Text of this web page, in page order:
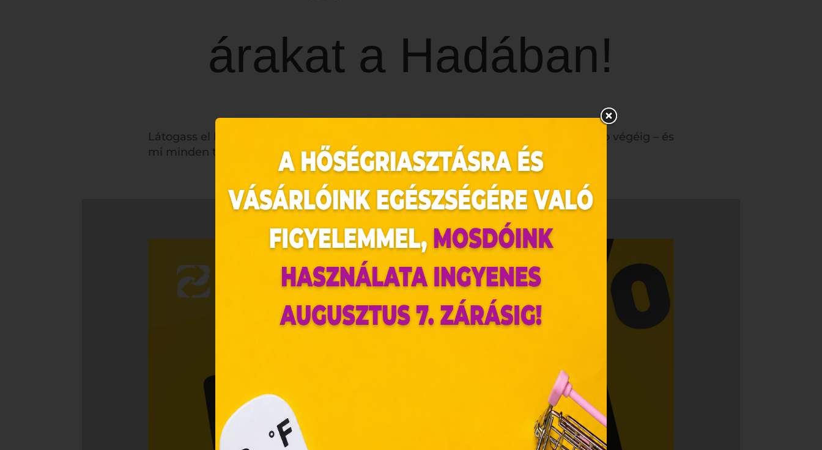
árakat a Hadában!
Látogass el bármely darabáras vagy kilós üzletünk egyikébe – február 11-től a hónap végéig – és
mi minden termékre 50% kedvezményt biztosítunk a számodra!
Ez az oldal sütiket használ
Weboldalunkon „cookie"-kat (továbbiakban „süti") alkalmazunk.
Ezek olyan fájlok, melyek információt tárolnak webes
elektronikus kereskedelmi szolgáltatások, az információs
társadalommal összefüggő szolgáltatások egyes kérdéseiről szóló
2001. évi CVIII. törvény, valamint az Európai Unió előírásainak
megfelelően használjuk. Azon weblapoknak, melyek az Európai Unió
országain belül működnek, a „sütik" használatához, és ezeknek a
felhasználó számítógépén vagy egyéb eszközén történő tárolásához